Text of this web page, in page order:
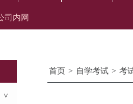
司内网
>
首页 > 自学考试 > 考